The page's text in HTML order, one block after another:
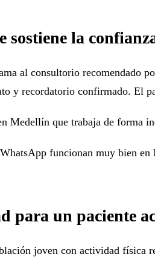
sostiene la
al consultorio recomendado
y recordatorio confirmado. El
Medellín que trabaja de forma
funcionan muy bien
para un paciente
joven con actividad física